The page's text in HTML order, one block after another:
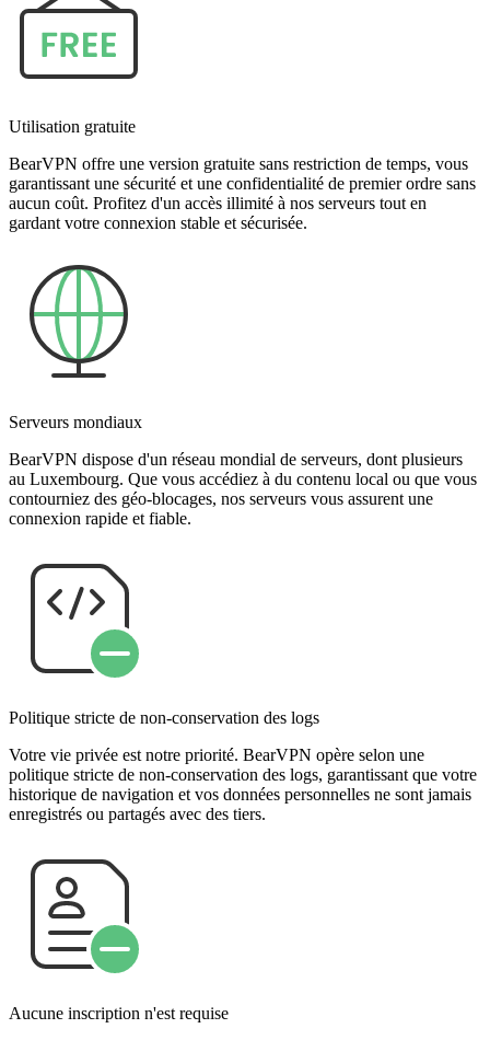
Utilisation gratuite
BearVPN offre une version gratuite sans restriction de temps, vous
garantissant une sécurité et une confidentialité de premier ordre sans
aucun coût. Profitez d'un accès illimité à nos serveurs tout en
gardant votre connexion stable et sécurisée.
Serveurs mondiaux
BearVPN dispose d'un réseau mondial de serveurs, dont plusieurs
au Luxembourg. Que vous accédiez à du contenu local ou que vous
contourniez des géo-blocages, nos serveurs vous assurent une
connexion rapide et fiable.
Politique stricte de non-conservation des logs
Votre vie privée est notre priorité. BearVPN opère selon une
politique stricte de non-conservation des logs, garantissant que votre
historique de navigation et vos données personnelles ne sont jamais
enregistrés ou partagés avec des tiers.
Aucune inscription n'est requise